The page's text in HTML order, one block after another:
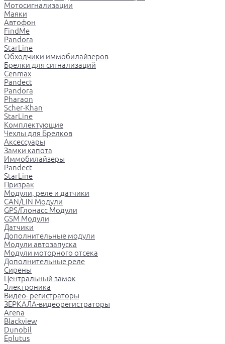
Мотосигнализации
Маяки
Автофон
FindMe
Pandora
StarLine
Обходчики иммобилайзеров
Брелки для сигнализаций
Cenmax
Pandect
Pandora
Pharaon
Scher-Khan
StarLine
Комплектующие
Чехлы для Брелков
Аксессуары
Замки капота
Иммобилайзеры
Pandect
StarLine
Призрак
Модули, реле и датчики
CAN/LIN Модули
GPS/Глонасс Модули
GSM Модули
Датчики
Дополнительные модули
Модули автозапуска
Модули моторного отсека
Дополнительные реле
Сирены
Центральный замок
Электроника
Видео- регистраторы
ЗЕРКАЛА-видеорегистраторы
Arena
Blackview
Dunobil
Eplutus